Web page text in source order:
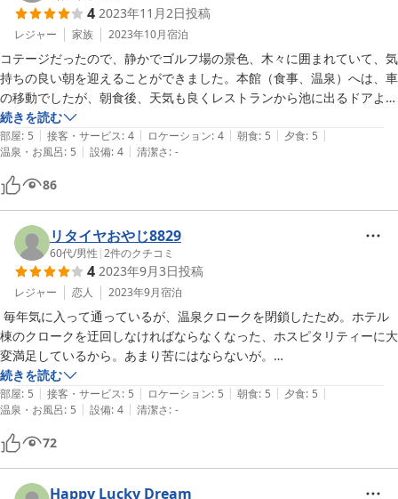
4 2023年11月2日投稿
レジャー 家族 2023年10月宿泊
コテージだったので、静かでゴルフ場の景色、木々に囲まれていて、気
持ちの良い朝を迎えることができました。本館（食事、温泉）へは、車
の移動でしたが、朝食後、天気も良くレストランから池に出るドアより
コテージまで散歩して帰りました。食事も美味しかったです。
また、機会があれば宿泊したいと思いました。
続きを読む
部屋: 5 | 接客・サービス: 4 | ロケーション: 4 | 朝食: 5 | 夕食: 5 |
温泉・お風呂: 5 | 設備: 4 | 清潔さ: -
86
リタイヤおやじ8829
60代/男性 |2件のクチコミ
4 2023年9月3日投稿
レジャー 恋人 2023年9月宿泊
毎年気に入って通っているが、温泉クロークを閉鎖したため。ホテル
棟のクロークを迂回しなければならなくなった、ホスピタリティーに大
変満足しているから。あまり苦にはならないが。
はじめて和食コースを食べたが、素晴らしく満足しち。
続きを読む
部屋: 5 | 接客・サービス: 5 | ロケーション: 5 | 朝食: 5 | 夕食: 5 |
温泉・お風呂: 5 | 設備: 4 | 清潔さ: -
72
Happy Lucky Dream